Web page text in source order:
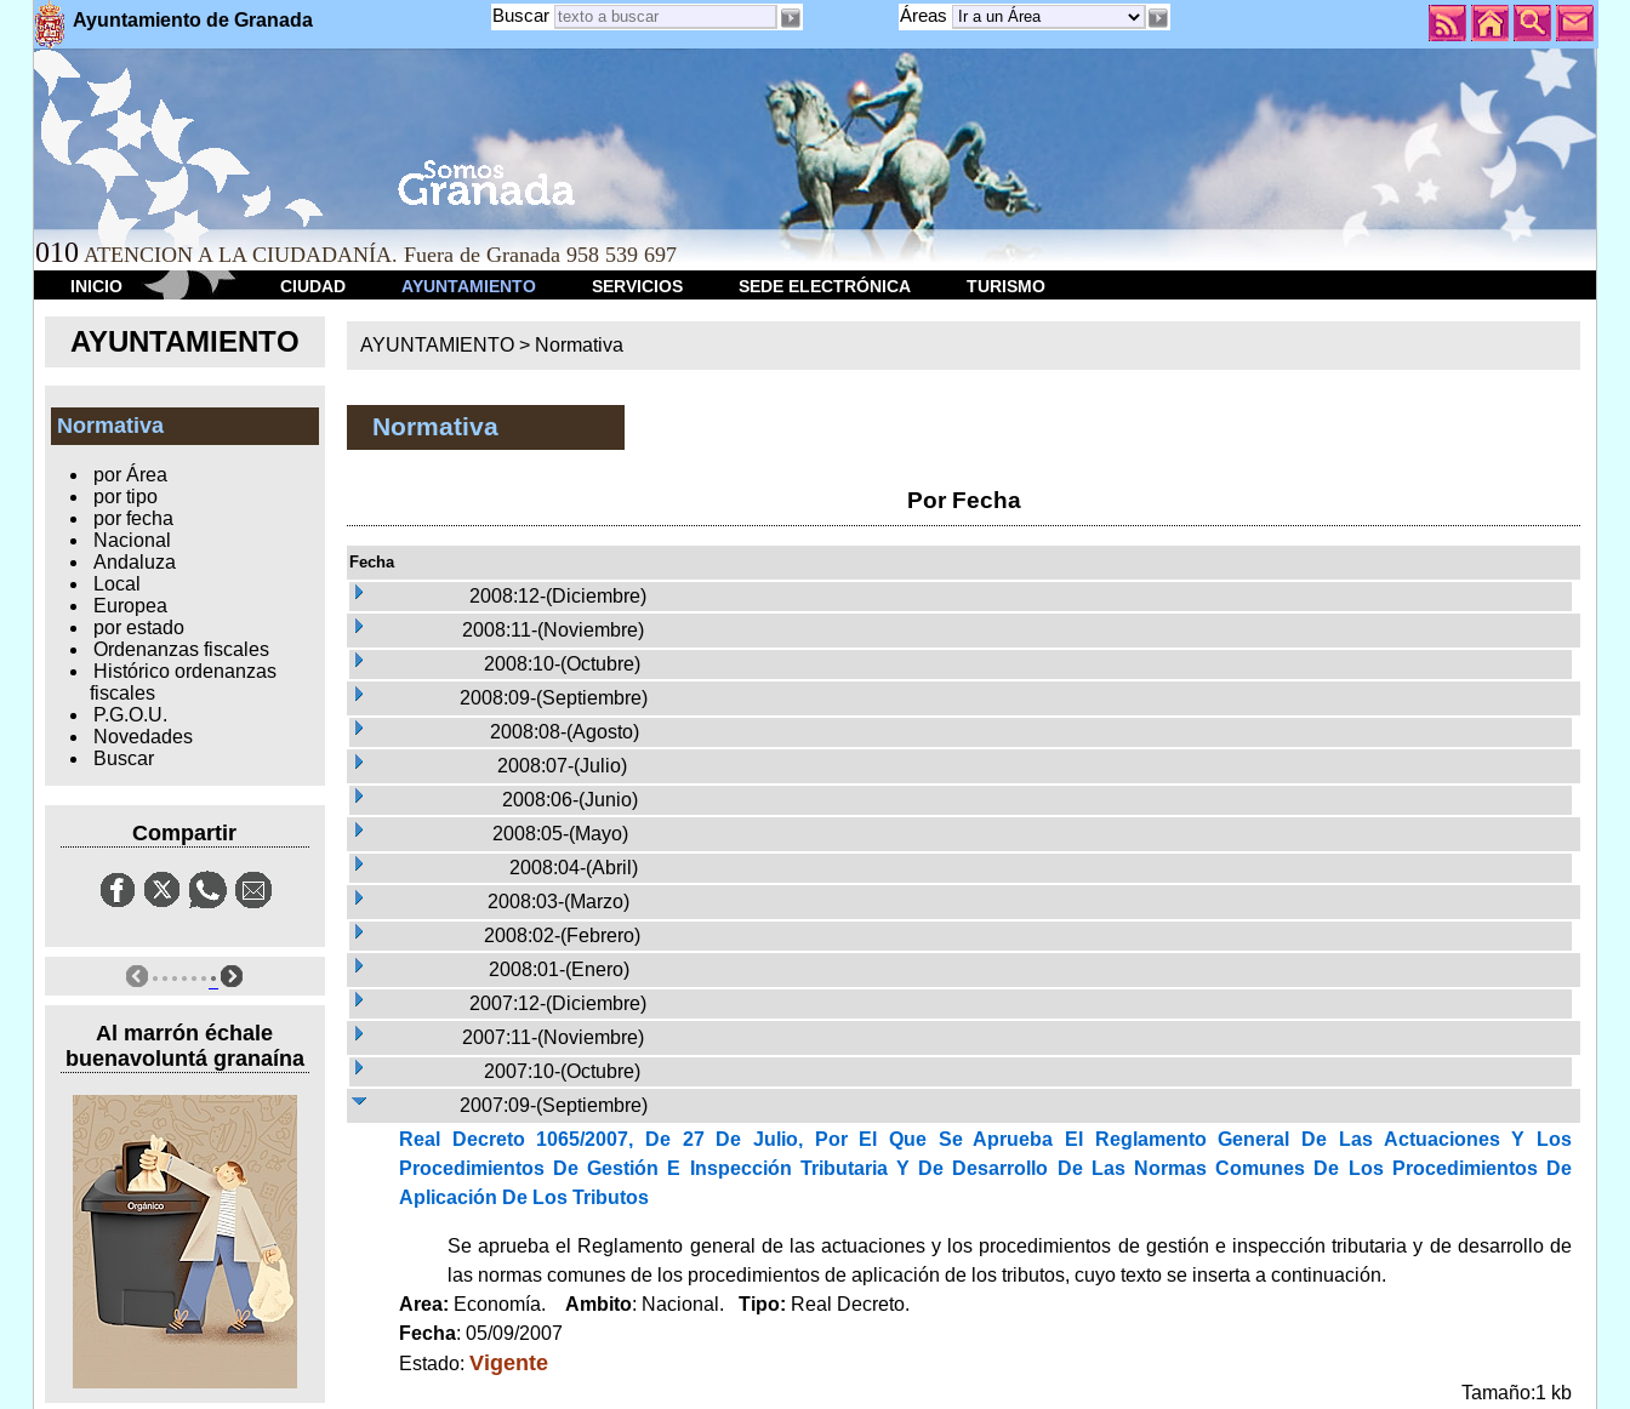
Ayuntamiento de Granada Áreas
Buscar
010 ATENCION A LA CIUDADANÍA. Fuera de Granada 958 539 697
INICIO CIUDAD AYUNTAMIENTO SERVICIOS SEDE ELECTRÓNICA TURISMO
AYUNTAMIENTO
Normativa
por Área
por tipo
por fecha
Nacional
Andaluza
Local
Europea
por estado
Ordenanzas fiscales
Histórico ordenanzas
fiscales
P.G.O.U.
Novedades
Buscar
Compartir
Al marrón échale
buenavoluntá granaína
AYUNTAMIENTO > Normativa
Normativa
Por Fecha
Fecha
2008:12-(Diciembre)
2008:11-(Noviembre)
2008:10-(Octubre)
2008:09-(Septiembre)
2008:08-(Agosto)
2008:07-(Julio)
2008:06-(Junio)
2008:05-(Mayo)
2008:04-(Abril)
2008:03-(Marzo)
2008:02-(Febrero)
2008:01-(Enero)
2007:12-(Diciembre)
2007:11-(Noviembre)
2007:10-(Octubre)
2007:09-(Septiembre)
Real Decreto 1065/2007, De 27 De Julio, Por El Que Se Aprueba El Reglamento General De Las Actuaciones Y Los
Procedimientos De Gestión E Inspección Tributaria Y De Desarrollo De Las Normas Comunes De Los Procedimientos De
Aplicación De Los Tributos
Se aprueba el Reglamento general de las actuaciones y los procedimientos de gestión e inspección tributaria y de desarrollo de
las normas comunes de los procedimientos de aplicación de los tributos, cuyo texto se inserta a continuación.
Area: Economía. Ambito: Nacional. Tipo: Real Decreto.
Fecha: 05/09/2007
Estado: Vigente
Tamaño:1 kb